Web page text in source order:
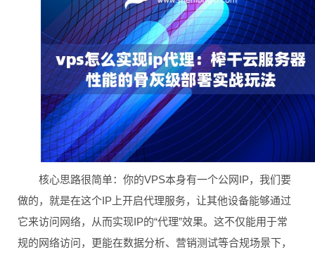
核心思路很简单：你的VPS本身有一个公网IP，我们要
做的，就是在这个IP上开启代理服务，让其他设备能够通过
它来访问网络，从而实现IP的“代理”效果。这不仅能用于常
规的网络访问，更能在数据分析、营销测试等合规场景下，